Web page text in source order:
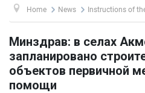
Home News Instructions of
Минздрав: в селах
запланировано
объектов первичной
помощи